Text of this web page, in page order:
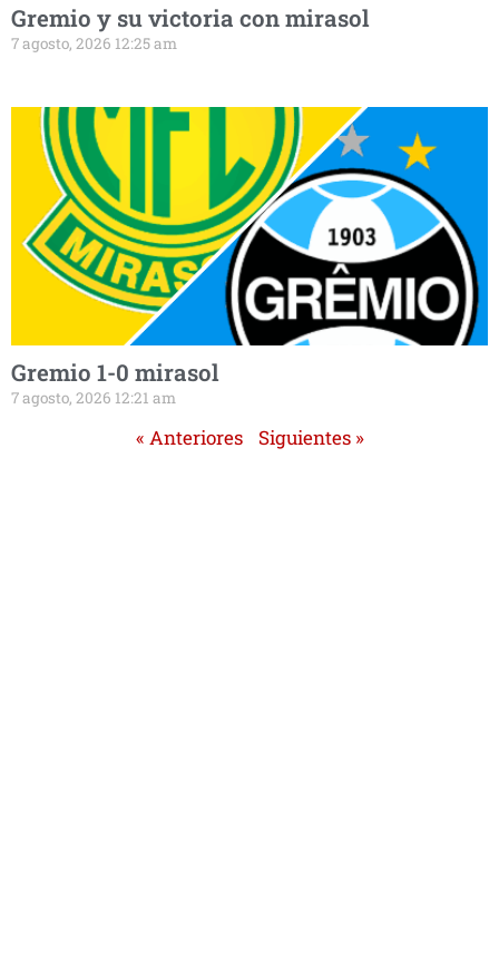
Gremio y su victoria con mirasol
7 agosto, 2026 12:25 am
Gremio 1-0 mirasol
7 agosto, 2026 12:21 am
« Anteriores Siguientes »